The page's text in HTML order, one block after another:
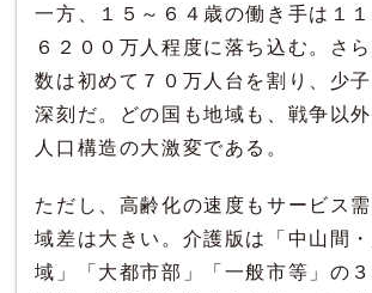
一方、１５～６４歳の働き手は１
６２００万人程度に落ち込む。さ
数は初めて７０万人台を割り、少
深刻だ。どの国も地域も、戦争以
人口構造の大激変である。
ただし、高齢化の速度もサービス
域差は大きい。介護版は「中山間
域」「大都市部」「一般市等」の